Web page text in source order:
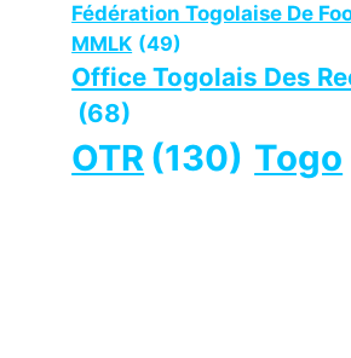
Fédération Togolaise De
MMLK (49)
Office Togolais Des
(68)
OTR (130) Togo